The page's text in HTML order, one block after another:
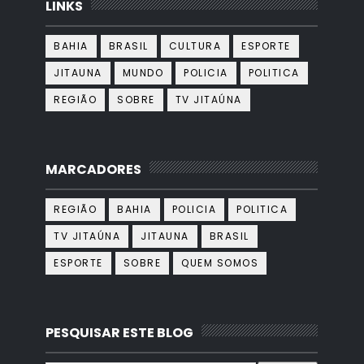
LINKS
BAHIA BRASIL CULTURA
ESPORTE
JITAUNA
MUNDO POLICIA
POLITICA
REGIÃO
SOBRE TV JITAÚNA
MARCADORES
REGIÃO BAHIA POLICIA
POLITICA
TV JITAÚNA
JITAUNA
BRASIL
ESPORTE
SOBRE QUEM SOMOS
PESQUISAR ESTE BLOG